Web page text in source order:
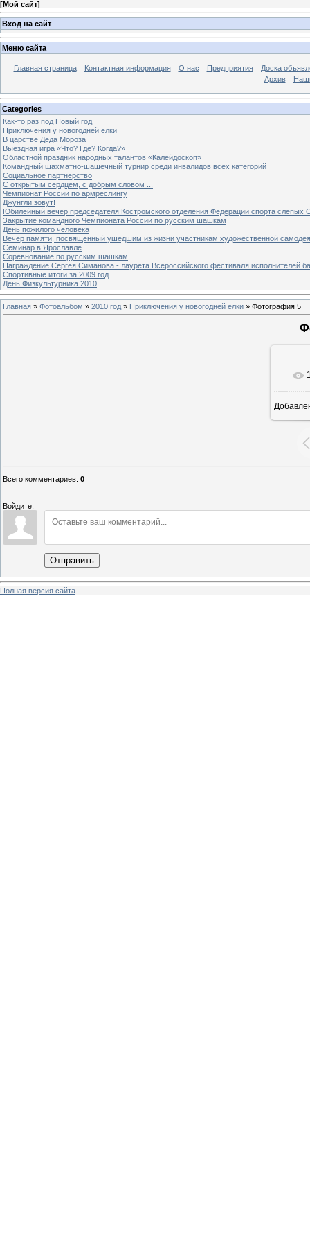
[Мой сайт]
Вход на сайт
Меню сайта
Главная страница Контактная информация О нас Предприятия
Доска
Архив
Categories
Как-то раз под Новый год
Приключения у новогодней елки
В царстве Деда Мороза
Выездная игра «Что? Где? Когда?»
Областной праздник народных талантов «Калейдоскоп»
Командный шахматно-шашечный турнир среди инвалидов всех категорий
Социальное партнерство
С открытым сердцем, с добрым словом ...
Чемпионат России по армреслингу
Джунгли зовут!
Юбилейный вечер председателя Костромского отделения Федерации спорта слепых
Закрытие командного Чемпионата России по русским шашкам
День пожилого человека
Вечер памяти, посвящённый ушедшим из жизни участникам художественной
Семинар в Ярославле
Соревнование по русским шашкам
Награждение Сергея Симанова - лаурета Всероссийского фестиваля исполнителей
Спортивные итоги за 2009 год
День Физкультурника 2010
Главная » Фотоальбом » 2010 год » Приключения у новогодней елки » Фотография 5
Всего комментариев: 0
Войдите:
Отправить
Полная версия сайта